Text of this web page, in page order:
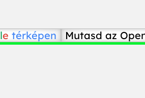
le térképen Mutasd az